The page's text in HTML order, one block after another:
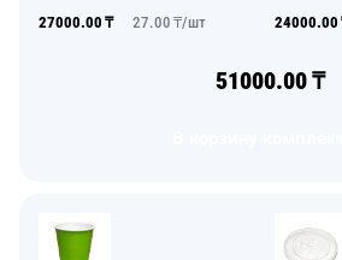
27000.00 ₸ 27.00 ₸/шт 24000.00
51000.00₸